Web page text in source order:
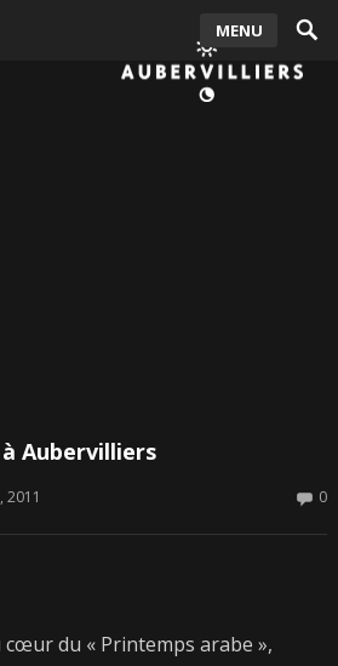
MENU
Aubervilliers
2011 0
cœur du « Printemps arabe »,